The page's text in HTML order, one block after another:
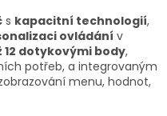
s kapacitní technologií,
ovládání v
12 dotykovými body,
potřeb, a integrovaným
menu, hodnot,